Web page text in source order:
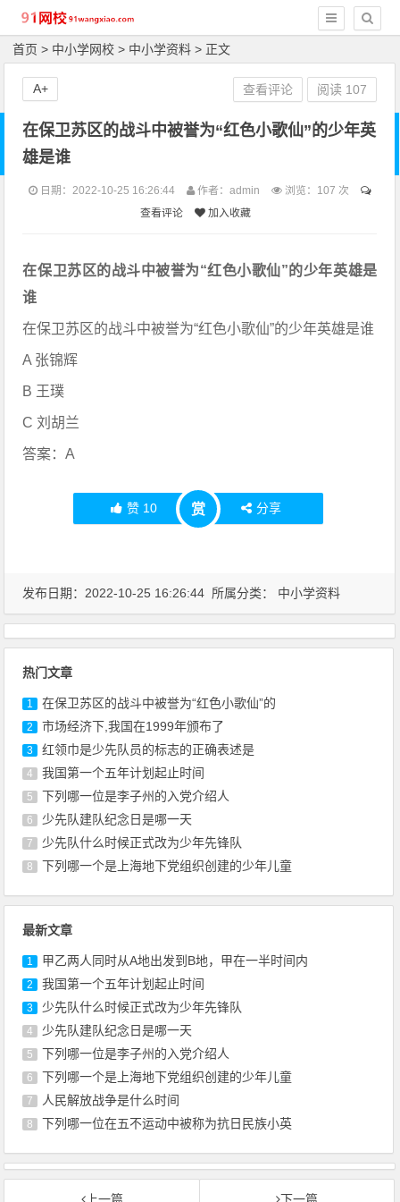
首页 > 中小学网校 > 中小学资料 > 正文
在保卫苏区的战斗中被誉为“红色小歌仙”的少年英
雄是谁
日期：2022-10-25 16:26:44 作者：admin 浏览： 107 次
查看评论
加入收藏
在保卫苏区的战斗中被誉为“红色小歌仙”的少年英雄是
谁
在保卫苏区的战斗中被誉为“红色小歌仙”的少年英雄是谁
A 张锦辉
B 王璞
C 刘胡兰
答案：A
赞 10 赏 分享
查看评论 阅读 107
A+
发布日期：2022-10-25 16:26:44 所属分类： 中小学资料
热门文章
1 在保卫苏区的战斗中被誉为“红色小歌仙”的
2 市场经济下,我国在1999年颁布了
3 红领巾是少先队员的标志的正确表述是
4 我国第一个五年计划起止时间
5 下列哪一位是李子州的入党介绍人
6 少先队建队纪念日是哪一天
7 少先队什么时候正式改为少年先锋队
8 下列哪一个是上海地下党组织创建的少年儿童
最新文章
1 甲乙两人同时从A地出发到B地，甲在一半时间内
2 我国第一个五年计划起止时间
3 少先队什么时候正式改为少年先锋队
4 少先队建队纪念日是哪一天
5 下列哪一位是李子州的入党介绍人
6 下列哪一个是上海地下党组织创建的少年儿童
7 人民解放战争是什么时间
8 下列哪一位在五不运动中被称为抗日民族小英